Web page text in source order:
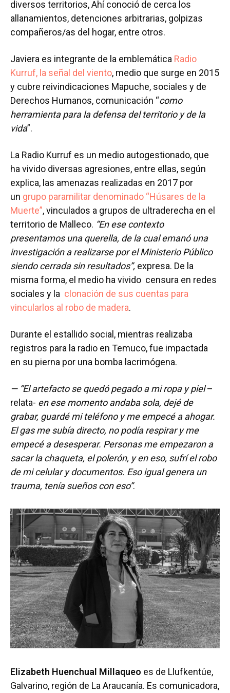
diversos territorios, Ahí conoció de cerca los
allanamientos, detenciones arbitrarias, golpizas
compañeros/as del hogar, entre otros.
Javiera es integrante de la emblemática Radio
Kurruf, la señal del viento, medio que surge en 2015
y cubre reivindicaciones Mapuche, sociales y de
Derechos Humanos, comunicación “como
herramienta para la defensa del territorio y de la
vida”.
La Radio Kurruf es un medio autogestionado, que
ha vivido diversas agresiones, entre ellas, según
explica, las amenazas realizadas en 2017 por
un grupo paramilitar denominado “Húsares de la
Muerte”, vinculados a grupos de ultraderecha en el
territorio de Malleco. “En ese contexto
presentamos una querella, de la cual emanó una
investigación a realizarse por el Ministerio Público
siendo cerrada sin resultados”, expresa. De la
misma forma, el medio ha vivido censura en redes
sociales y la clonación de sus cuentas para
vincularlos al robo de madera.
Durante el estallido social, mientras realizaba
registros para la radio en Temuco, fue impactada
en su pierna por una bomba lacrimógena.
— “El artefacto se quedó pegado a mi ropa y piel–
relata- en ese momento andaba sola, dejé de
grabar, guardé mi teléfono y me empecé a ahogar.
El gas me subía directo, no podía respirar y me
empecé a desesperar. Personas me empezaron a
sacar la chaqueta, el polerón, y en eso, sufrí el robo
de mi celular y documentos. Eso igual genera un
trauma, tenía sueños con eso”.
Elizabeth Huenchual Millaqueo es de Llufkentúe,
Galvarino, región de La Araucanía. Es comunicadora,